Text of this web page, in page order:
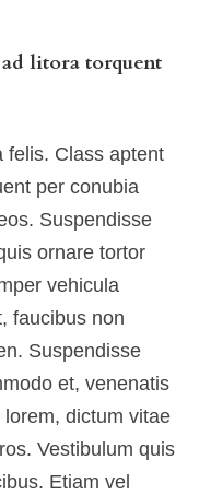
ad litora torquent
felis. Class aptent
per conubia
Suspendisse
ornare tortor
vehicula
faucibus non
Suspendisse
et, venenatis
dictum vitae
Vestibulum quis
Etiam vel